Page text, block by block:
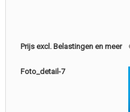
Prijs excl. Belastingen en meer
Foto_detail-7